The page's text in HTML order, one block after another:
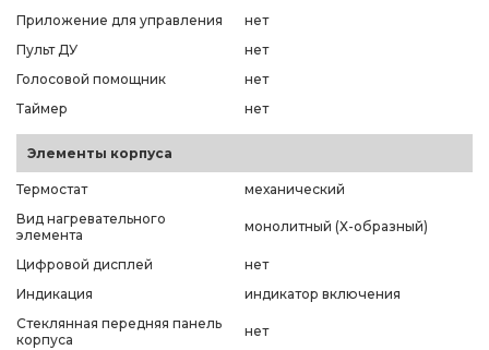
Приложение для управления
нет
Пульт ДУ
нет
Голосовой помощник
нет
Таймер
нет
Элементы корпуса
Термостат
механический
Вид нагревательного
элемента
монолитный (Х-образный)
Цифровой дисплей
нет
Индикация
индикатор включения
Стеклянная передняя панель
корпуса
нет